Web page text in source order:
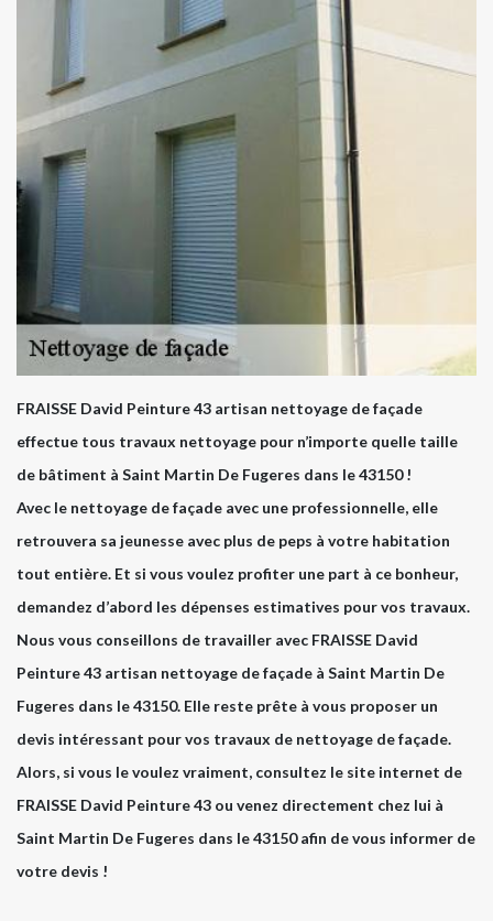
FRAISSE David Peinture 43 artisan nettoyage de façade
effectue tous travaux nettoyage pour n’importe quelle taille
de bâtiment à Saint Martin De Fugeres dans le 43150 !
Avec le nettoyage de façade avec une professionnelle, elle
retrouvera sa jeunesse avec plus de peps à votre habitation
tout entière. Et si vous voulez profiter une part à ce bonheur,
demandez d’abord les dépenses estimatives pour vos travaux.
Nous vous conseillons de travailler avec FRAISSE David
Peinture 43 artisan nettoyage de façade à Saint Martin De
Fugeres dans le 43150. Elle reste prête à vous proposer un
devis intéressant pour vos travaux de nettoyage de façade.
Alors, si vous le voulez vraiment, consultez le site internet de
FRAISSE David Peinture 43 ou venez directement chez lui à
Saint Martin De Fugeres dans le 43150 afin de vous informer de
votre devis !